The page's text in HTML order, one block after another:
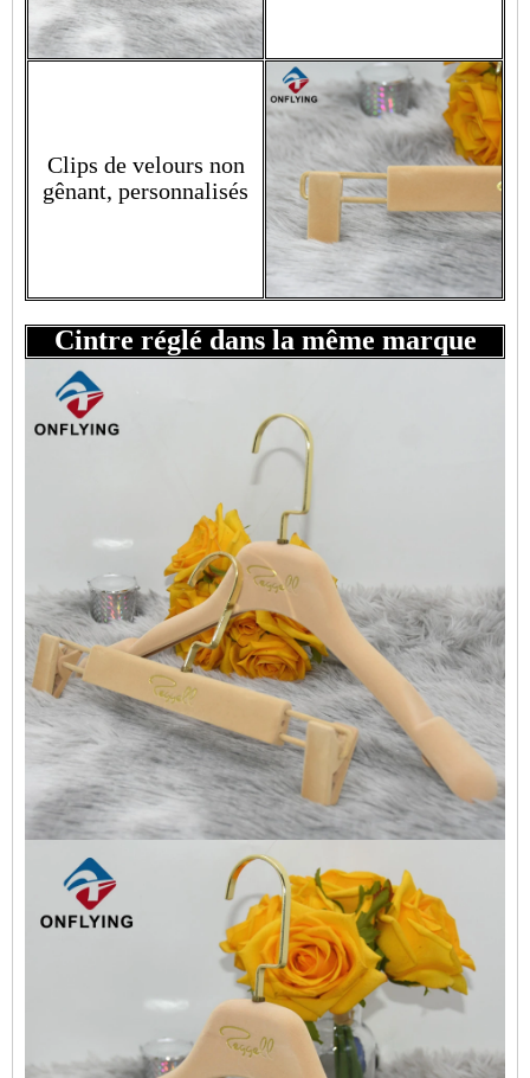
Clips de velours non
gênant, personnalisés
Cintre réglé dans la même marque